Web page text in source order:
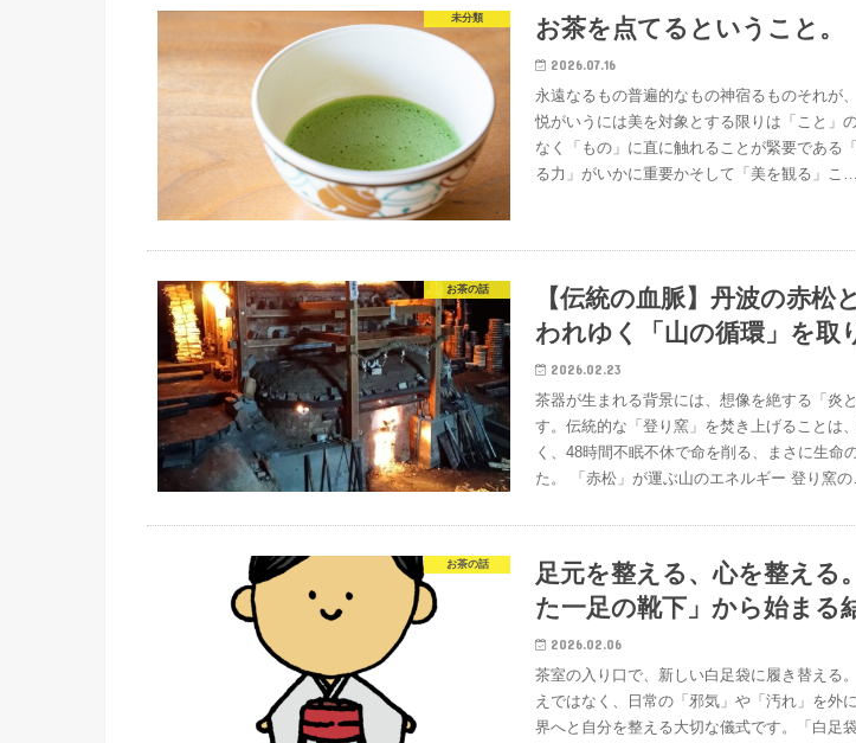
未分類 お茶を点てるということ。
2026.07.16
永遠なるもの普遍的なもの神宿るものそれが
悦がいうには美を対象とする限りは「こと」
なく「もの」に直に触れることが緊要である
る力」がいかに重要かそして「美を観る」こ…
お茶の話
【伝統の血脈】丹波の赤松
われゆく「山の循環」を取
2026.02.23
茶器が生まれる背景には、想像を絶する「炎
す。伝統的な「登り窯」を焚き上げることは
く、48時間不眠不休で命を削る、まさに生命
た。 「赤松」が運ぶ山のエネルギー 登り窯の
お茶の話
足元を整える、心を整え
た一足の靴下」から始まる
2026.02.06
茶室の入り口で、新しい白足袋に履き替える
えではなく、日常の「邪気」や「汚れ」を外
界へと自分を整える大切な儀式です。「白足